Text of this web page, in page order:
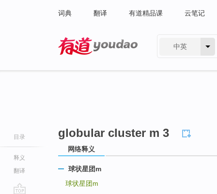
词典 翻译 有道精品课 云笔记
中英
目录
释义
翻译
globular cluster m 3
网络释义
球状星团m
球状星团m